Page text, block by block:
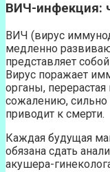
ВИЧ-инфекция:
ВИЧ (вирус
медленно
представляет
Вирус поражает
органы,
сожалению,
приводит к смерти.
Каждая будущая
обязана сдать
акушера-